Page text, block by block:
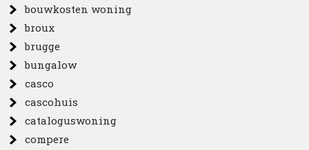
bouwkosten woning
broux
brugge
bungalow
casco
cascohuis
cataloguswoning
compere